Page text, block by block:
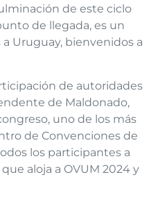
de este ciclo
de llegada, es un
Uruguay, bienvenidos a
de autoridades
de Maldonado,
uno de los más
de Convenciones de
los participantes a
aloja a OVUM 2024 y